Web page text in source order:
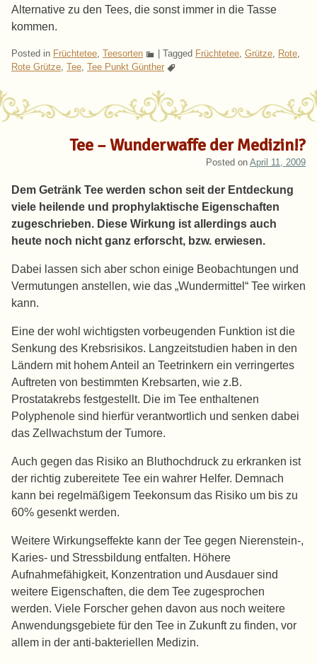
Alternative zu den Tees, die sonst immer in die Tasse
kommen.
Posted in Früchtetee, Teesorten Tagged Früchtetee, Grütze, Rote,
Rote Grütze, Tee, Tee Punkt Günther
Tee – Wunderwaffe der Medizin!?
Posted on April 11, 2009
Dem Getränk Tee werden schon seit der Entdeckung
viele heilende und prophylaktische Eigenschaften
zugeschrieben. Diese Wirkung ist allerdings auch
heute noch nicht ganz erforscht, bzw. erwiesen.
Dabei lassen sich aber schon einige Beobachtungen und
Vermutungen anstellen, wie das „Wundermittel“ Tee wirken
kann.
Eine der wohl wichtigsten vorbeugenden Funktion ist die
Senkung des Krebsrisikos. Langzeitstudien haben in den
Ländern mit hohem Anteil an Teetrinkern ein verringertes
Auftreten von bestimmten Krebsarten, wie z.B.
Prostatakrebs festgestellt. Die im Tee enthaltenen
Polyphenole sind hierfür verantwortlich und senken dabei
das Zellwachstum der Tumore.
Auch gegen das Risiko an Bluthochdruck zu erkranken ist
der richtig zubereitete Tee ein wahrer Helfer. Demnach
kann bei regelmäßigem Teekonsum das Risiko um bis zu
60% gesenkt werden.
Weitere Wirkungseffekte kann der Tee gegen Nierenstein-,
Karies- und Stressbildung entfalten. Höhere
Aufnahmefähigkeit, Konzentration und Ausdauer sind
weitere Eigenschaften, die dem Tee zugesprochen
werden. Viele Forscher gehen davon aus noch weitere
Anwendungsgebiete für den Tee in Zukunft zu finden, vor
allem in der anti-bakteriellen Medizin.